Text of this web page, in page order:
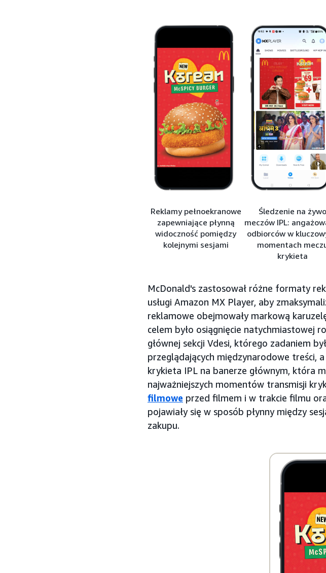
Reklamy pełnoekranowe
zapewniające płynną
widoczność pomiędzy
kolejnymi sesjami
Śledzenie na żywo
meczów IPL:
odbiorców w
momentach
krykieta
McDonald's zastosował różne formaty
usługi Amazon MX Player, aby
reklamowe obejmowały markową
celem było osiągnięcie natychmiastowej
głównej sekcji Vdesi, którego zadaniem
przeglądających międzynarodowe treści,
krykieta IPL na banerze głównym, która
najważniejszych momentów transmisji
filmowe przed filmem i w trakcie filmu
pojawiały się w sposób płynny między
zakupu.